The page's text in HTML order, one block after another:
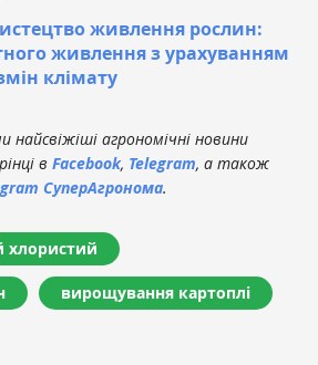
живлення рослин:
живлення з урахуванням
клімату
найсвіжіші агрономічні новини
в Facebook, Telegram, а також
СуперАгронома.
хлористий
вирощування картоплі